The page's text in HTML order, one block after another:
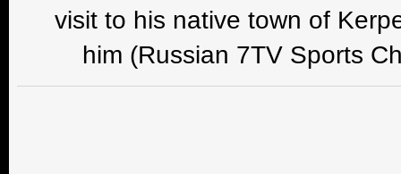
visit to his native town of
him (Russian 7TV Sports